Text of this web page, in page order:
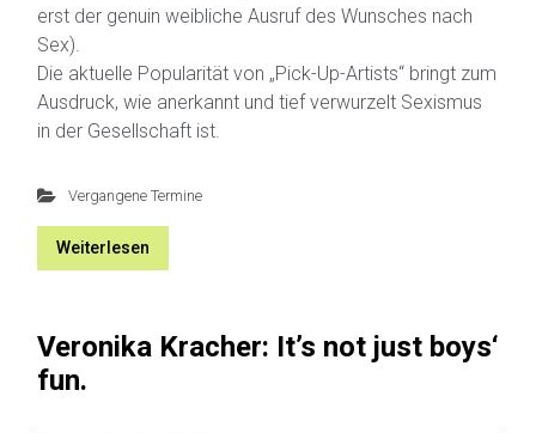
erst der genuin weibliche Ausruf des Wunsches nach
Sex).
Die aktuelle Popularität von „Pick-Up-Artists“ bringt zum
Ausdruck, wie anerkannt und tief verwurzelt Sexismus
in der Gesellschaft ist.
Vergangene Termine
Weiterlesen
Veronika Kracher: It’s not just boys‘
fun.